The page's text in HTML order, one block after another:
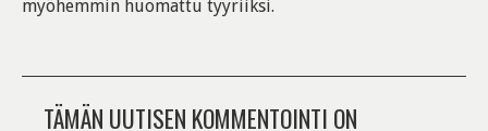
myöhemmin huomattu tyyriiksi.
TÄMÄN UUTISEN KOMMENTOINTI ON